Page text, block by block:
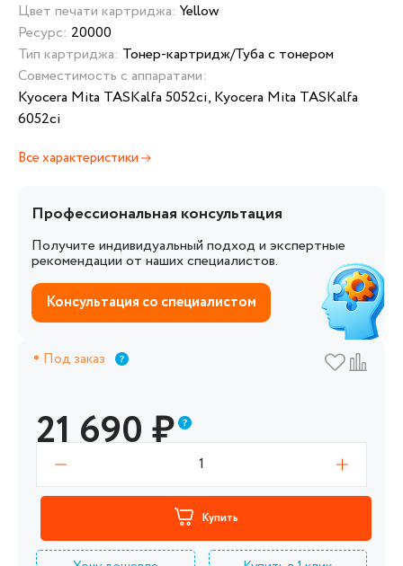
Цвет печати картриджа: Yellow
Ресурс: 20000
Тип картриджа: Тонер-картридж/Туба с тонером
Совместимость с аппаратами:
Kyocera Mita TASKalfa 5052ci, Kyocera Mita TASKalfa
6052ci
Все характеристики
Профессиональная консультация
Получите индивидуальный подход и экспертные
рекомендации от наших специалистов.
Консультация со специалистом
Под заказ
21 690₽
1
Купить